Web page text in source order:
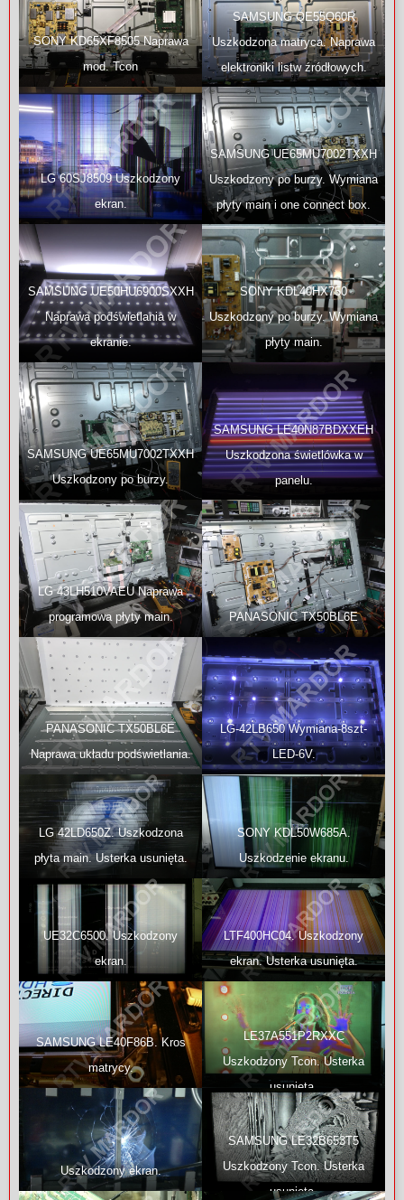
SONY KD65XF8505 Naprawa
mod. Tcon
SAMSUNG QE55Q60R
Uszkodzona matryca. Naprawa
elektroniki listw źródłowych.
LG 60SJ8509 Uszkodzony
ekran.
SAMSUNG UE65MU7002TXXH
Uszkodzony po burzy. Wymiana
płyty main i one connect box.
SAMSUNG UE50HU6900SXXH
Naprawa podświetlania w
ekranie.
SONY KDL40HX750
Uszkodzony po burzy. Wymiana
płyty main.
SAMSUNG UE65MU7002TXXH
Uszkodzony po burzy.
SAMSUNG LE40N87BDXXEH
Uszkodzona świetlówka w
panelu.
LG 43LH510VAEU Naprawa
programowa płyty main.
PANASONIC TX50BL6E
PANASONIC TX50BL6E
Naprawa układu podświetlania.
LG-42LB650 Wymiana-8szt-
LED-6V.
LG 42LD650Z. Uszkodzona
płyta main. Usterka usunięta.
SONY KDL50W685A.
Uszkodzenie ekranu.
UE32C6500. Uszkodzony
ekran.
LTF400HC04. Uszkodzony
ekran. Usterka usunięta.
SAMSUNG LE40F86B. Kros
matrycy.
LE37A551P2RXXC
Uszkodzony Tcon. Usterka
usunięta.
Uszkodzony ekran.
SAMSUNG LE32B653T5
Uszkodzony Tcon. Usterka
usunięta.